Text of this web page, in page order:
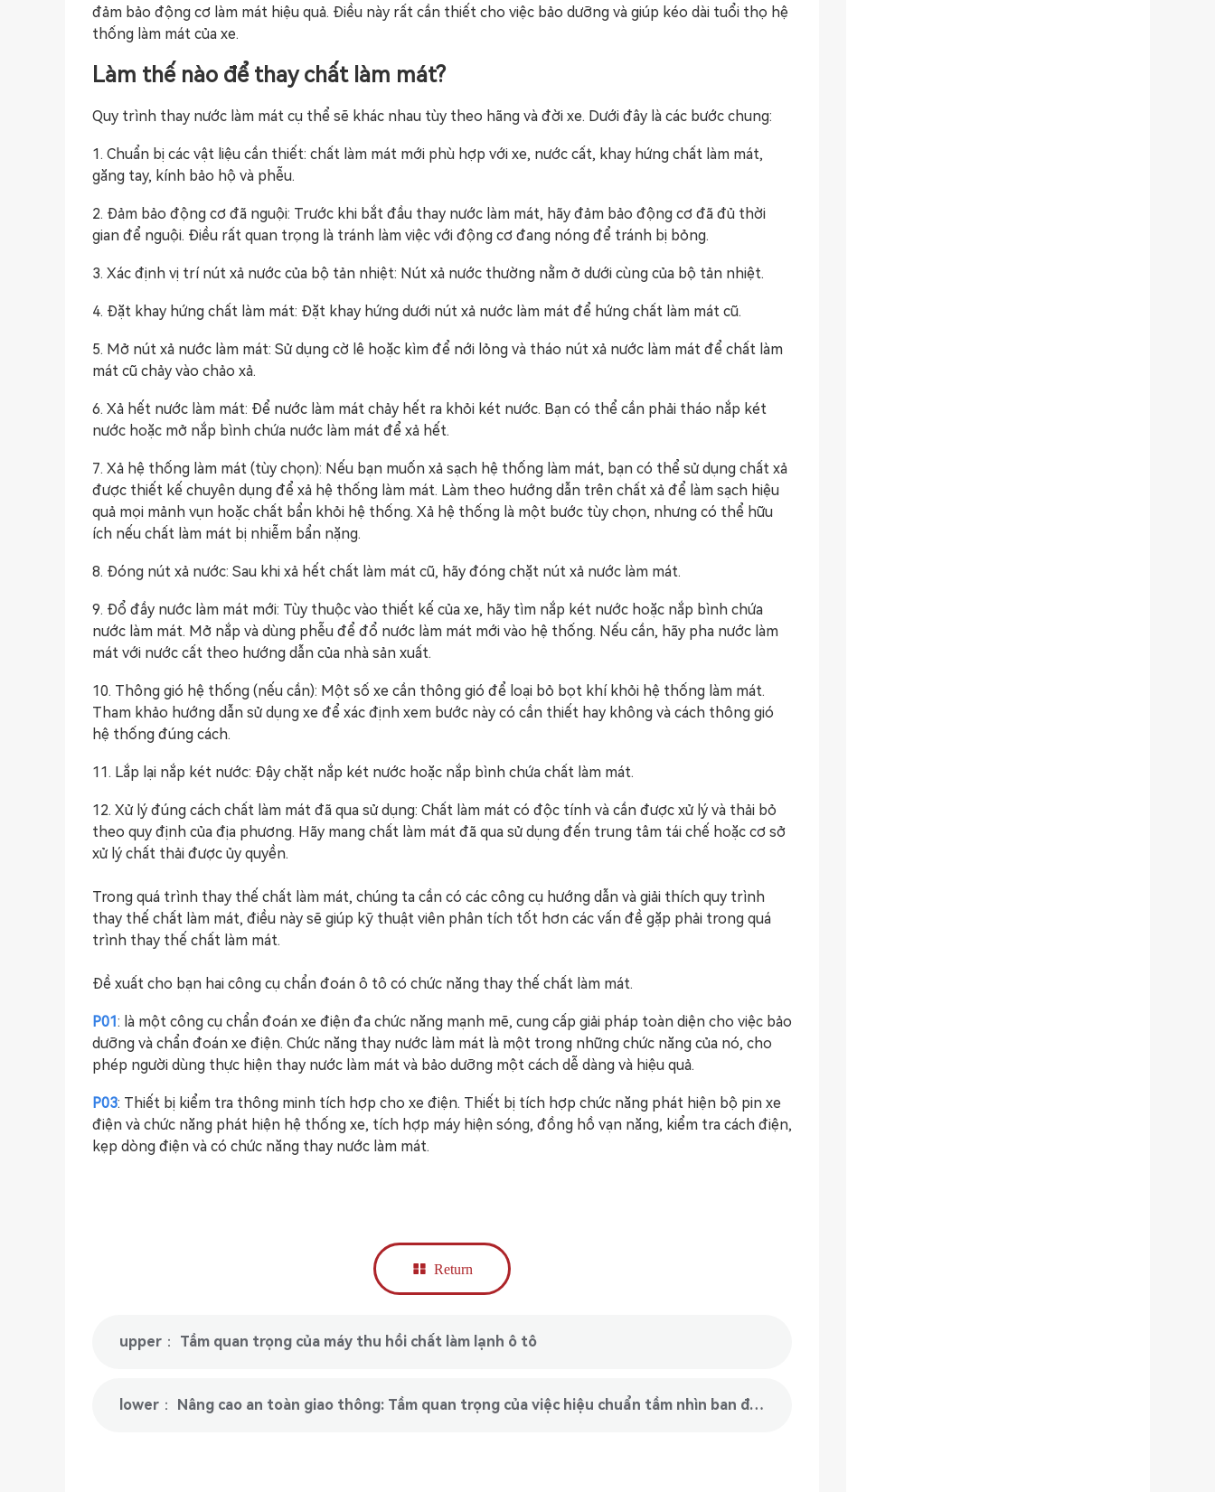
đảm bảo động cơ làm mát hiệu quả. Điều này rất cần thiết cho việc bảo dưỡng và giúp kéo dài tuổi thọ hệ
thống làm mát của xe.
Làm thế nào để thay chất làm mát?
Quy trình thay nước làm mát cụ thể sẽ khác nhau tùy theo hãng và đời xe. Dưới đây là các bước chung:
1. Chuẩn bị các vật liệu cần thiết: chất làm mát mới phù hợp với xe, nước cất, khay hứng chất làm mát,
găng tay, kính bảo hộ và phễu.
2. Đảm bảo động cơ đã nguội: Trước khi bắt đầu thay nước làm mát, hãy đảm bảo động cơ đã đủ thời
gian để nguội. Điều rất quan trọng là tránh làm việc với động cơ đang nóng để tránh bị bỏng.
3. Xác định vị trí nút xả nước của bộ tản nhiệt: Nút xả nước thường nằm ở dưới cùng của bộ tản nhiệt.
4. Đặt khay hứng chất làm mát: Đặt khay hứng dưới nút xả nước làm mát để hứng chất làm mát cũ.
5. Mở nút xả nước làm mát: Sử dụng cờ lê hoặc kìm để nới lỏng và tháo nút xả nước làm mát để chất làm
mát cũ chảy vào chảo xả.
6. Xả hết nước làm mát: Để nước làm mát chảy hết ra khỏi két nước. Bạn có thể cần phải tháo nắp két
nước hoặc mở nắp bình chứa nước làm mát để xả hết.
7. Xả hệ thống làm mát (tùy chọn): Nếu bạn muốn xả sạch hệ thống làm mát, bạn có thể sử dụng chất xả
được thiết kế chuyên dụng để xả hệ thống làm mát. Làm theo hướng dẫn trên chất xả để làm sạch hiệu
quả mọi mảnh vụn hoặc chất bẩn khỏi hệ thống. Xả hệ thống là một bước tùy chọn, nhưng có thể hữu
ích nếu chất làm mát bị nhiễm bẩn nặng.
8. Đóng nút xả nước: Sau khi xả hết chất làm mát cũ, hãy đóng chặt nút xả nước làm mát.
9. Đổ đầy nước làm mát mới: Tùy thuộc vào thiết kế của xe, hãy tìm nắp két nước hoặc nắp bình chứa
nước làm mát. Mở nắp và dùng phễu để đổ nước làm mát mới vào hệ thống. Nếu cần, hãy pha nước làm
mát với nước cất theo hướng dẫn của nhà sản xuất.
10. Thông gió hệ thống (nếu cần): Một số xe cần thông gió để loại bỏ bọt khí khỏi hệ thống làm mát.
Tham khảo hướng dẫn sử dụng xe để xác định xem bước này có cần thiết hay không và cách thông gió
hệ thống đúng cách.
11. Lắp lại nắp két nước: Đậy chặt nắp két nước hoặc nắp bình chứa chất làm mát.
12. Xử lý đúng cách chất làm mát đã qua sử dụng: Chất làm mát có độc tính và cần được xử lý và thải bỏ
theo quy định của địa phương. Hãy mang chất làm mát đã qua sử dụng đến trung tâm tái chế hoặc cơ sở
xử lý chất thải được ủy quyền.
Trong quá trình thay thế chất làm mát, chúng ta cần có các công cụ hướng dẫn và giải thích quy trình
thay thế chất làm mát, điều này sẽ giúp kỹ thuật viên phân tích tốt hơn các vấn đề gặp phải trong quá
trình thay thế chất làm mát.
Đề xuất cho bạn hai công cụ chẩn đoán ô tô có chức năng thay thế chất làm mát.
P01: là một công cụ chẩn đoán xe điện đa chức năng mạnh mẽ, cung cấp giải pháp toàn diện cho việc bảo
dưỡng và chẩn đoán xe điện. Chức năng thay nước làm mát là một trong những chức năng của nó, cho
phép người dùng thực hiện thay nước làm mát và bảo dưỡng một cách dễ dàng và hiệu quả.
P03: Thiết bị kiểm tra thông minh tích hợp cho xe điện. Thiết bị tích hợp chức năng phát hiện bộ pin xe
điện và chức năng phát hiện hệ thống xe, tích hợp máy hiện sóng, đồng hồ vạn năng, kiểm tra cách điện,
kẹp dòng điện và có chức năng thay nước làm mát.
Return
upper： Tầm quan trọng của máy thu hồi chất làm lạnh ô tô
lower： Nâng cao an toàn giao thông: Tầm quan trọng của việc hiệu chuẩn tầm nhìn ban đêm